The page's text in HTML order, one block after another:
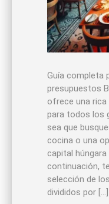
Guía completa
presupuestos
ofrece una
para todos los
sea que
cocina o una
capital
continuación,
selección de
divididos por […]